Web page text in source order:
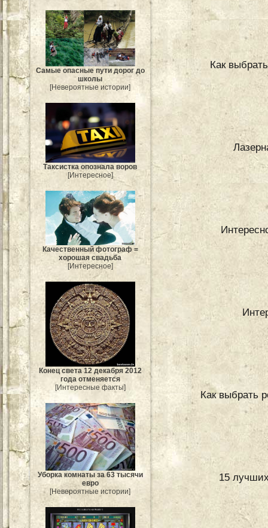
Самые опасные пути дорог до
школы
[Невероятные истории]
Таксистка опознала воров
[Интересное]
Качественный фотограф =
хорошая свадьба
[Интересное]
Конец света 12 декабря 2012
года отменяется
[Интересные факты]
Уборка комнаты за 63 тысячи
евро
[Невероятные истории]
Как
Как выбрать
15